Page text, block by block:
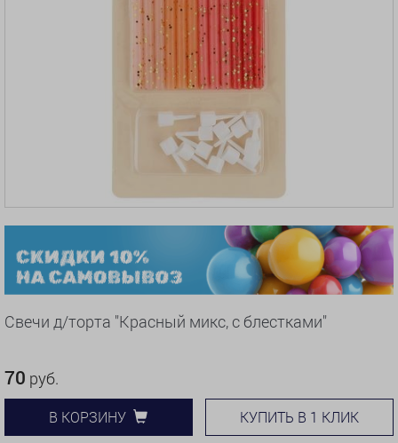
Свечи д/торта "Красный микс, с блестками"
70 руб.
В КОРЗИНУ КУПИТЬ В 1 КЛИК